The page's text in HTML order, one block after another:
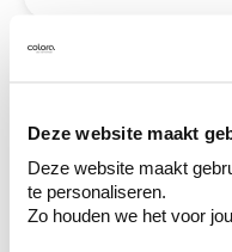
Deze website maakt
Deze website maakt
te personaliseren.
Zo houden we het voor
Ontdek er
kleurenselectie.
Bekijk er de
te verfijnen.